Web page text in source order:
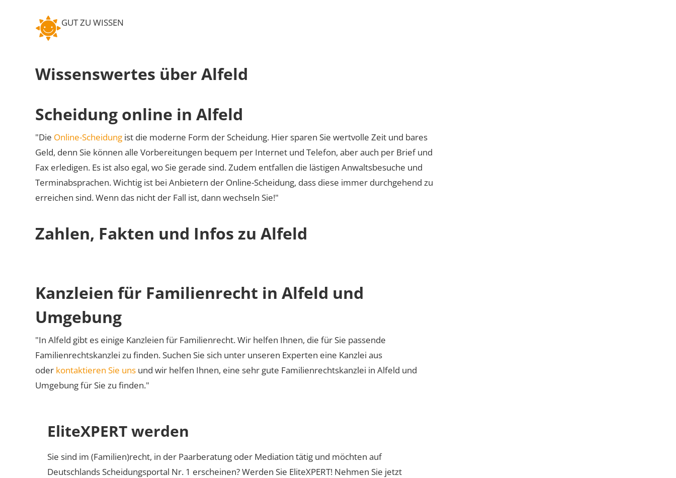
GUT ZU WISSEN
Wissenswertes über Alfeld
Scheidung online in Alfeld
"Die Online-Scheidung ist die moderne Form der Scheidung. Hier sparen Sie wertvolle Zeit und bares
Geld, denn Sie können alle Vorbereitungen bequem per Internet und Telefon, aber auch per Brief und
Fax erledigen. Es ist also egal, wo Sie gerade sind. Zudem entfallen die lästigen Anwaltsbesuche und
Terminabsprachen. Wichtig ist bei Anbietern der Online-Scheidung, dass diese immer durchgehend zu
erreichen sind. Wenn das nicht der Fall ist, dann wechseln Sie!"
Zahlen, Fakten und Infos zu Alfeld
Kanzleien für Familienrecht in Alfeld und
Umgebung
"In Alfeld gibt es einige Kanzleien für Familienrecht. Wir helfen Ihnen, die für Sie passende
Familienrechtskanzlei zu finden. Suchen Sie sich unter unseren Experten eine Kanzlei aus
oder kontaktieren Sie uns und wir helfen Ihnen, eine sehr gute Familienrechtskanzlei in Alfeld und
Umgebung für Sie zu finden."
EliteXPERT werden
Sie sind im (Familien)recht, in der Paarberatung oder Mediation tätig und möchten auf
Deutschlands Scheidungsportal Nr. 1 erscheinen? Werden Sie EliteXPERT! Nehmen Sie jetzt